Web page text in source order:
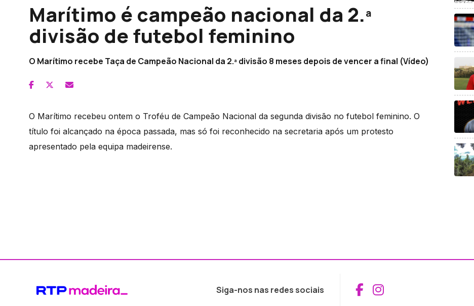
Marítimo é campeão nacional da 2.ª
divisão de futebol feminino
O Marítimo recebe Taça de Campeão Nacional da 2.ª divisão 8 meses depois de vencer a final (Vídeo)
O Marítimo recebeu ontem o Troféu de Campeão Nacional da segunda divisão no futebol feminino. O
título foi alcançado na época passada, mas só foi reconhecido na secretaria após um protesto
apresentado pela equipa madeirense.
Siga-nos nas redes sociais Aceder ao
Aceder ao